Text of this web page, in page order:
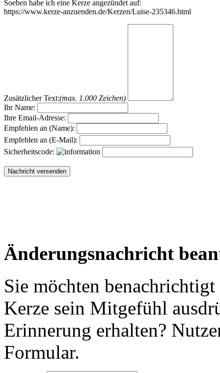
Soeben habe ich eine Kerze angezündet auf:
https://www.kerze-anzuenden.de/Kerzen/Luise-235346.html
Zusätzlicher Text:(max. 1.000 Zeichen)
Ihr Name:
Ihre Email-Adresse:
Empfehlen an (Name):
Empfehlen an (E-Mail):
Sicherheitscode:
Änderungsnachricht
Sie möchten
Kerze sein Mitgefühl
Erinnerung erhalten?
Formular.